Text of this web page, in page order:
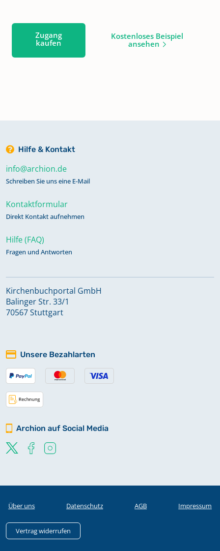
Zugang
kaufen
Kostenloses Beispiel
ansehen
Hilfe & Kontakt
info@archion.de
Schreiben Sie uns eine E-Mail
Kontaktformular
Direkt Kontakt aufnehmen
Hilfe (FAQ)
Fragen und Antworten
Kirchenbuchportal GmbH
Balinger Str. 33/1
70567 Stuttgart
Unsere Bezahlarten
Archion auf Social Media
Über uns Datenschutz AGB Impressum
Vertrag widerrufen